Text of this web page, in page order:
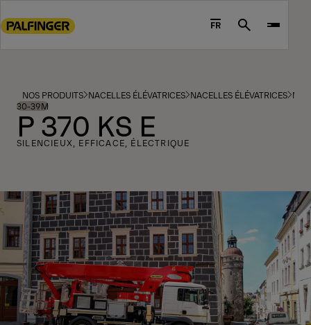
to
footer
content
FR Search
NOS PRODUITS NACELLES ÉLÉVATRICES NACELLES ÉLÉVATRICES
30-39M
P 370 KS E
SILENCIEUX, EFFICACE, ÉLECTRIQUE